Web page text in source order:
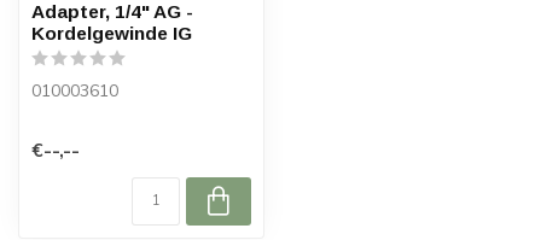
Adapter, 1/4" AG -
Kordelgewinde IG
010003610
€--,--